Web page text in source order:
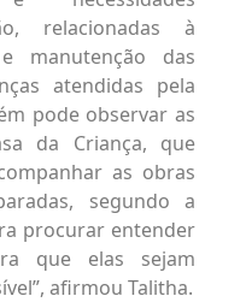
relacionadas à
manutenção das
atendidas pela
pode observar as
da Criança, que
as obras
segundo a
procurar entender
que elas sejam
afirmou Talitha.